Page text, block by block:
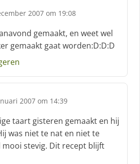
2007 om 19:08
gemaakt, en weet wel
gemaakt gaat worden:D:D:D
2007 om 14:39
taart gisteren gemaakt en hij
was niet te nat en niet te
mooi stevig. Dit recept blijft